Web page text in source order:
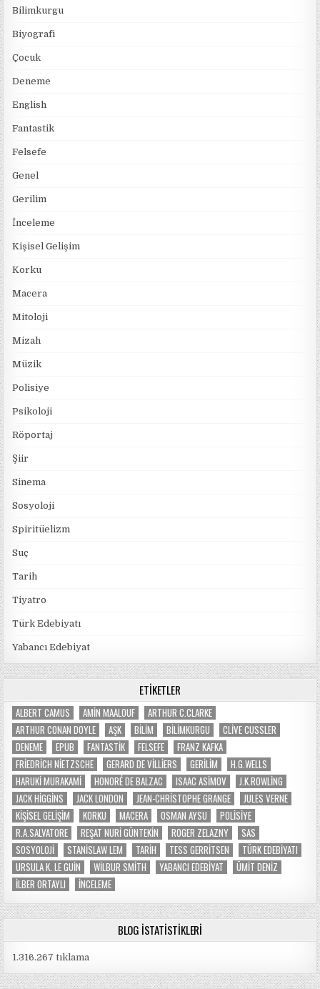
Bilimkurgu
Biyografi
Çocuk
Deneme
English
Fantastik
Felsefe
Genel
Gerilim
İnceleme
Kişisel Gelişim
Korku
Macera
Mitoloji
Mizah
Müzik
Polisiye
Psikoloji
Röportaj
Şiir
Sinema
Sosyoloji
Spiritüelizm
Suç
Tarih
Tiyatro
Türk Edebiyatı
Yabancı Edebiyat
ETIKETLER
ALBERT CAMUS AMIN MAALOUF
ARTHUR C.CLARKE
ARTHUR CONAN DOYLE
AŞK BILIM BILIMKURGU
CLIVE CUSSLER
DENEME
EPUB FANTASTIK FELSEFE
FRANZ KAFKA
FRIEDRICH NIETZSCHE
GERARD DE VILLIERS GERILIM
H.G.WELLS
HARUKI MURAKAMI
HONORÉ DE BALZAC ISAAC ASIMOV
J.K.ROWLING
JACK HIGGINS
JACK LONDON JEAN-CHRISTOPHE GRANGE
JULES VERNE
KIŞISEL GELIŞIM
KORKU MACERA OSMAN AYSU
POLISIYE
R.A.SALVATORE
REŞAT NURI GÜNTEKIN ROGER ZELAZNY
SAS
SOSYOLOJI
STANISLAW LEM TARIH TESS GERRITSEN
TÜRK EDEBIYATI
URSULA K. LE GUIN
WILBUR SMITH YABANCI EDEBIYAT
ÜMIT DENIZ
İLBER ORTAYLI
İNCELEME
BLOG İSTATISTIKLERI
1.316.267 tıklama